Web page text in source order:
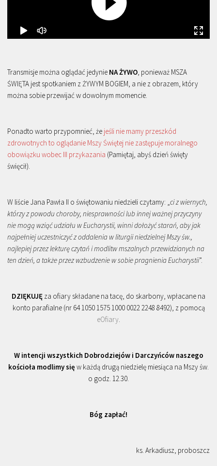
Transmisje można oglądać jedynie NA ŻYWO, ponieważ MSZA
ŚWIĘTA jest spotkaniem z ŻYWYM BOGIEM, a nie z obrazem, który
można sobie przewijać w dowolnym momencie.
Ponadto warto przypomnieć, że jeśli nie mamy przeszkód
zdrowotnych to oglądanie Mszy Świętej nie zastępuje moralnego
obowiązku wobec III przykazania (Pamiętaj, abyś dzień święty
święcił).
W liście Jana Pawła II o świętowaniu niedzieli czytamy: „ci z wiernych,
którzy z powodu choroby, niesprawności lub innej ważnej przyczyny
nie mogą wziąć udziału w Eucharystii, winni dołożyć starań, aby jak
najpełniej uczestniczyć z oddalenia w liturgii niedzielnej Mszy św.,
najlepiej przez lekturę czytań i modlitw mszalnych przewidzianych na
ten dzień, a także przez wzbudzenie w sobie pragnienia Eucharystii”.
DZIĘKUJĘ za ofiary składane na tacę, do skarbony, wpłacane na
konto parafialne (nr 64 1050 1575 1000 0022 2248 8492), z pomocą
eOfiary.
W intencji wszystkich Dobrodziejów i Darczyńców naszego
kościoła modlimy się w każdą drugą niedzielę miesiąca na Mszy św.
o godz. 12.30.
Bóg zapłać!
ks. Arkadiusz, proboszcz